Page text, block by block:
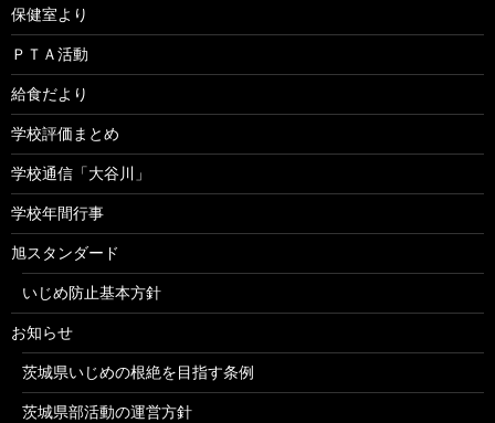
保健室より
ＰＴＡ活動
給食だより
学校評価まとめ
学校通信「大谷川」
学校年間行事
旭スタンダード
いじめ防止基本方針
お知らせ
茨城県いじめの根絶を目指す条例
茨城県部活動の運営方針